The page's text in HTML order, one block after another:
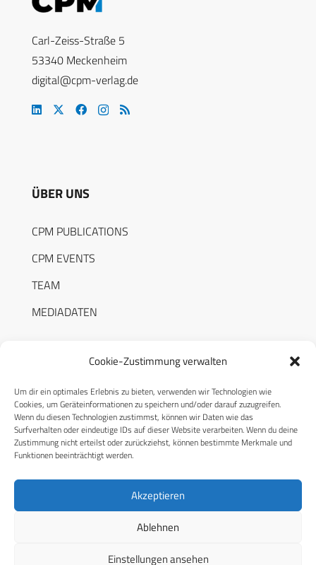
Cookie-Zustimmung verwalten
Um dir ein optimales Erlebnis zu bieten, verwenden wir Technologien wie
Cookies, um Geräteinformationen zu speichern und/oder darauf zuzugreifen.
Wenn du diesen Technologien zustimmst, können wir Daten wie das
Surfverhalten oder eindeutige IDs auf dieser Website verarbeiten. Wenn du deine
Zustimmung nicht erteilst oder zurückziehst, können bestimmte Merkmale und
Funktionen beeinträchtigt werden.
Akzeptieren
Ablehnen
Einstellungen ansehen
Carl-Zeiss-Straße 5
53340 Meckenheim
digital@cpm-verlag.de
ÜBER UNS
CPM PUBLICATIONS
CPM EVENTS
TEAM
MEDIADATEN
RECHTLICHES
Datenschutzerklärung
Cookie-Richtlinie (EU)